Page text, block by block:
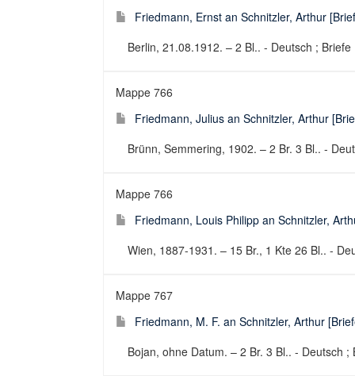
Friedmann, Ernst an Schnitzler, Arthur
Berlin, 21.08.1912. – 2 Bl.. - Deutsch ; Briefe
Mappe 766
Friedmann, Julius an Schnitzler, Arthur
Brünn, Semmering, 1902. – 2 Br. 3 Bl.. -
Mappe 766
Friedmann, Louis Philipp an Schnitzler,
Wien, 1887-1931. – 15 Br., 1 Kte 26 Bl.. -
Mappe 767
Friedmann, M. F. an Schnitzler, Arthur
Bojan, ohne Datum. – 2 Br. 3 Bl.. - Deutsch ;